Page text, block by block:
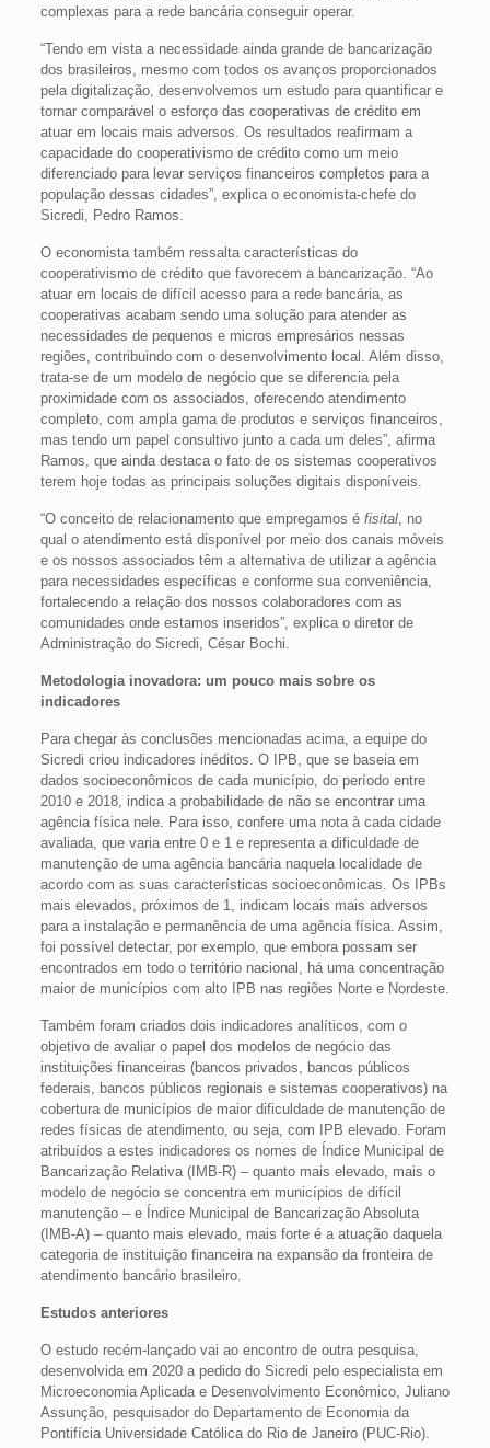
complexas para a rede bancária conseguir operar.
“Tendo em vista a necessidade ainda grande de bancarização
dos brasileiros, mesmo com todos os avanços proporcionados
pela digitalização, desenvolvemos um estudo para quantificar e
tornar comparável o esforço das cooperativas de crédito em
atuar em locais mais adversos. Os resultados reafirmam a
capacidade do cooperativismo de crédito como um meio
diferenciado para levar serviços financeiros completos para a
população dessas cidades”, explica o economista-chefe do
Sicredi, Pedro Ramos.
O economista também ressalta características do
cooperativismo de crédito que favorecem a bancarização. “Ao
atuar em locais de difícil acesso para a rede bancária, as
cooperativas acabam sendo uma solução para atender as
necessidades de pequenos e micros empresários nessas
regiões, contribuindo com o desenvolvimento local. Além disso,
trata-se de um modelo de negócio que se diferencia pela
proximidade com os associados, oferecendo atendimento
completo, com ampla gama de produtos e serviços financeiros,
mas tendo um papel consultivo junto a cada um deles”, afirma
Ramos, que ainda destaca o fato de os sistemas cooperativos
terem hoje todas as principais soluções digitais disponíveis.
“O conceito de relacionamento que empregamos é fisital, no
qual o atendimento está disponível por meio dos canais móveis
e os nossos associados têm a alternativa de utilizar a agência
para necessidades específicas e conforme sua conveniência,
fortalecendo a relação dos nossos colaboradores com as
comunidades onde estamos inseridos”, explica o diretor de
Administração do Sicredi, César Bochi.
Metodologia inovadora: um pouco mais sobre os
indicadores
Para chegar às conclusões mencionadas acima, a equipe do
Sicredi criou indicadores inéditos. O IPB, que se baseia em
dados socioeconômicos de cada município, do período entre
2010 e 2018, indica a probabilidade de não se encontrar uma
agência física nele. Para isso, confere uma nota à cada cidade
avaliada, que varia entre 0 e 1 e representa a dificuldade de
manutenção de uma agência bancária naquela localidade de
acordo com as suas características socioeconômicas. Os IPBs
mais elevados, próximos de 1, indicam locais mais adversos
para a instalação e permanência de uma agência física. Assim,
foi possível detectar, por exemplo, que embora possam ser
encontrados em todo o território nacional, há uma concentração
maior de municípios com alto IPB nas regiões Norte e Nordeste.
Também foram criados dois indicadores analíticos, com o
objetivo de avaliar o papel dos modelos de negócio das
instituições financeiras (bancos privados, bancos públicos
federais, bancos públicos regionais e sistemas cooperativos) na
cobertura de municípios de maior dificuldade de manutenção de
redes físicas de atendimento, ou seja, com IPB elevado. Foram
atribuídos a estes indicadores os nomes de Índice Municipal de
Bancarização Relativa (IMB-R) – quanto mais elevado, mais o
modelo de negócio se concentra em municípios de difícil
manutenção – e Índice Municipal de Bancarização Absoluta
(IMB-A) – quanto mais elevado, mais forte é a atuação daquela
categoria de instituição financeira na expansão da fronteira de
atendimento bancário brasileiro.
Estudos anteriores
O estudo recém-lançado vai ao encontro de outra pesquisa,
desenvolvida em 2020 a pedido do Sicredi pelo especialista em
Microeconomia Aplicada e Desenvolvimento Econômico, Juliano
Assunção, pesquisador do Departamento de Economia da
Pontifícia Universidade Católica do Rio de Janeiro (PUC-Rio).